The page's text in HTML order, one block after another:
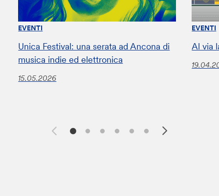
EVENTI
Unica Festival: una serata ad Ancona di
musica indie ed elettronica
15.05.2026
EVENTI
Al via